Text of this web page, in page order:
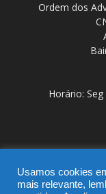
Ordem dos
Horário:
Usamos cookies
mais relevante,